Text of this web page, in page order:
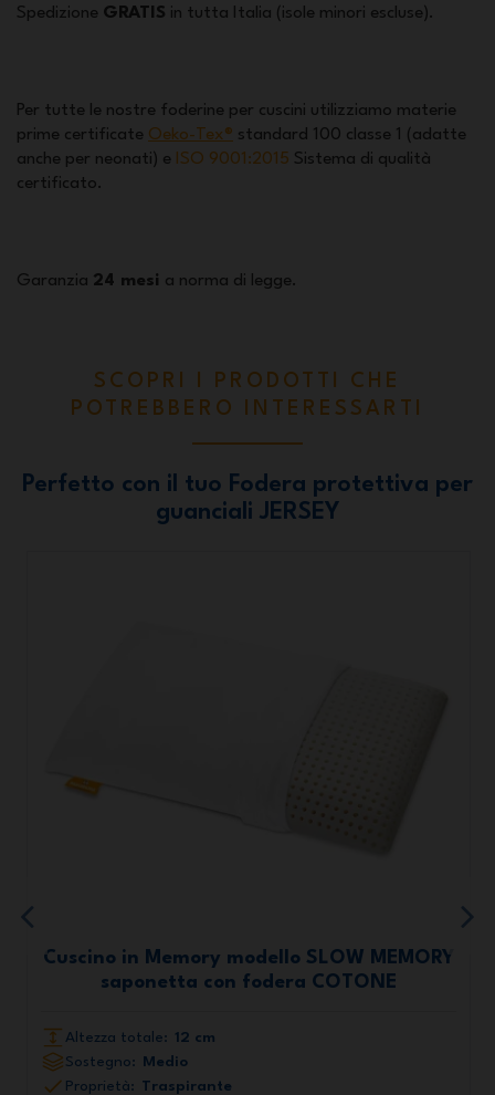
Spedizione GRATIS in tutta Italia (isole minori escluse).
Per tutte le nostre foderine per cuscini utilizziamo materie
prime certificate Oeko-Tex® standard 100 classe 1 (adatte
anche per neonati) e ISO 9001:2015 Sistema di qualità
certificato.
Garanzia 24 mesi a norma di legge.
SCOPRI I PRODOTTI CHE
POTREBBERO INTERESSARTI
Perfetto con il tuo Fodera protettiva per
guanciali JERSEY
Cuscino in Memory modello SLOW MEMORY
saponetta con fodera COTONE
Altezza totale: 12 cm
Sostegno:
Medio
Proprietà: Traspirante